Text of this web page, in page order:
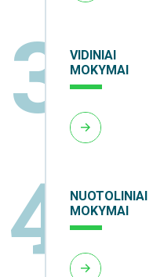
3
VIDINIAI
MOKYMAI
4
NUOTOLINIAI
MOKYMAI